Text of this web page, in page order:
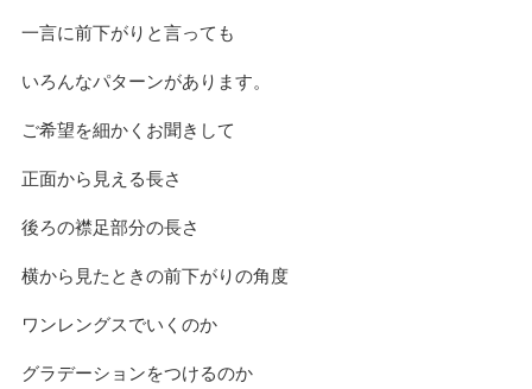
一言に前下がりと言っても
いろんなパターンがあります。
ご希望を細かくお聞きして
正面から見える長さ
後ろの襟足部分の長さ
横から見たときの前下がりの角度
ワンレングスでいくのか
グラデーションをつけるのか